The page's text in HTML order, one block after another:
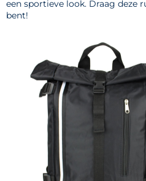
een sportieve look. Draag deze
bent!